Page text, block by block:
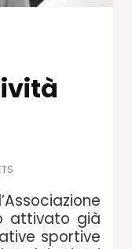
attivato già
sportive